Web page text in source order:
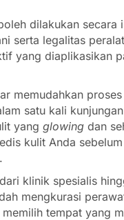
dilakukan
serta legalitas
yang diaplikasikan
memudahkan
satu kali
yangglowing dan
kulit Anda
klinik spesialis
mengkurasi
tempat yang